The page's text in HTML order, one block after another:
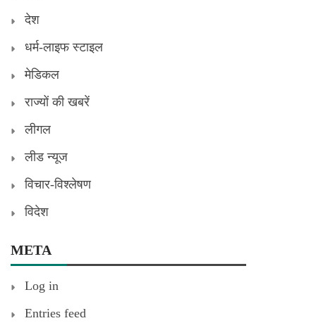
देश
धर्म-लाइफ स्टाइल
मेडिकल
राज्यों की खबरें
लीगल
लीड न्यूज
विचार-विश्लेषण
विदेश
META
Log in
Entries feed